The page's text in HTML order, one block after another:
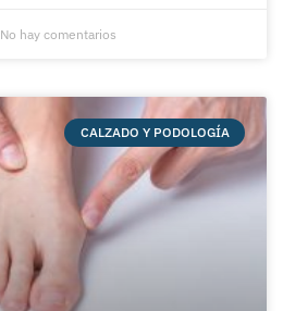
No hay comentarios
CALZADO Y PODOLOGÍA